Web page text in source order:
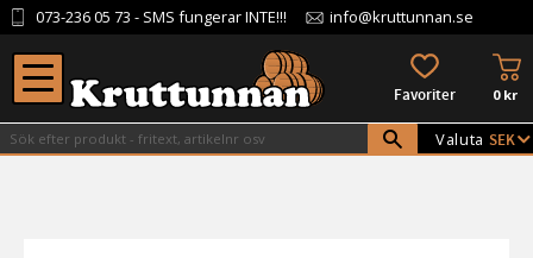
Meny
073-236 05 73 - SMS fungerar INTE!!! info@kruttunnan.se
FAVORITER 0kr
Valuta